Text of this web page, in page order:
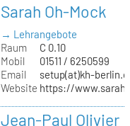
Sarah Oh-Mock
→ Lehrangebote
Raum
C 0.10
Mobil
01511 / 6250599
Email
setup(at)kh-
Website https://
Jean-Paul Olivier